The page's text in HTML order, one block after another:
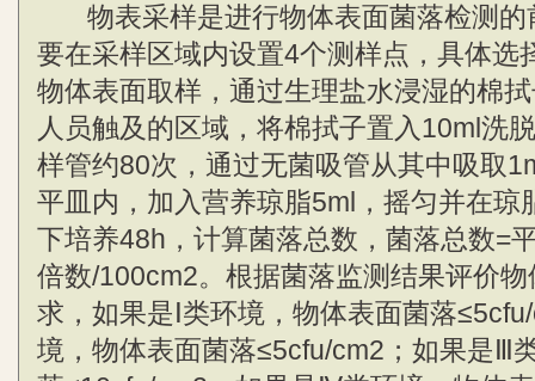
物表采样是进行物体表面菌落检测的
要在采样区域内设置4个测样点，具体选
物体表面取样，通过生理盐水浸湿的棉
人员触及的区域，将棉拭子置入10ml洗
样管约80次，通过无菌吸管从其中吸取
平皿内，加入营养琼脂5ml，摇匀并在
下培养48h，计算菌落总数，菌落总数=
倍数/100cm2。根据菌落监测结果评价
求，如果是Ⅰ类环境，物体表面菌落
境，物体表面菌落≤5cfu/cm2；如果是Ⅲ